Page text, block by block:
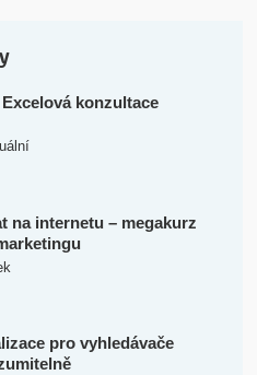
konzultace
na internetu – megakurz
pro vyhledávače